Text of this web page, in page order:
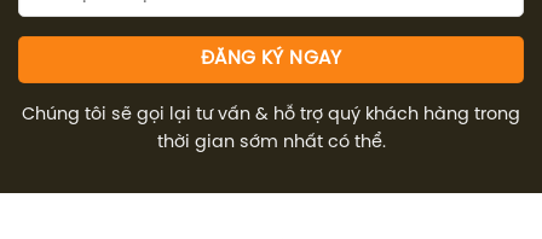
Chúng tôi sẽ gọi lại tư vấn & hỗ trợ quý khách hàng trong
thời gian sớm nhất có thể.